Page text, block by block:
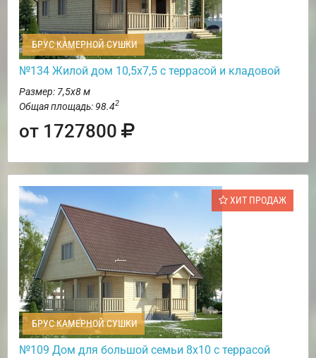
БРУС КАМЕРНОЙ СУШКИ
№134 Жилой дом 10,5х7,5 с террасой и кладовой
Размер: 7,5х8 м
Общая площадь: 98.42
от 1727800
ХИТ ПРОДАЖ
БРУС КАМЕРНОЙ СУШКИ
№109 Дом для большой семьи 8х10 с террасой